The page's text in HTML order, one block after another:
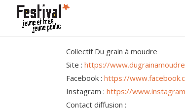
Collectif Du grain à moudre
Site :https://
Facebook :https://
Instagram :https://
Contact diffusion :